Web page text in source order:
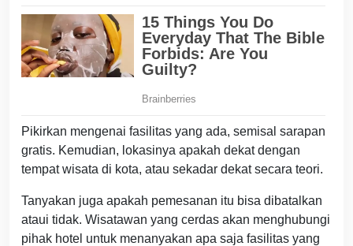
Pikirkan mengenai fasilitas yang ada, semisal sarapan
gratis. Kemudian, lokasinya apakah dekat dengan
tempat wisata di kota, atau sekadar dekat secara teori.
Tanyakan juga apakah pemesanan itu bisa dibatalkan
ataui tidak. Wisatawan yang cerdas akan menghubungi
pihak hotel untuk menanyakan apa saja fasilitas yang